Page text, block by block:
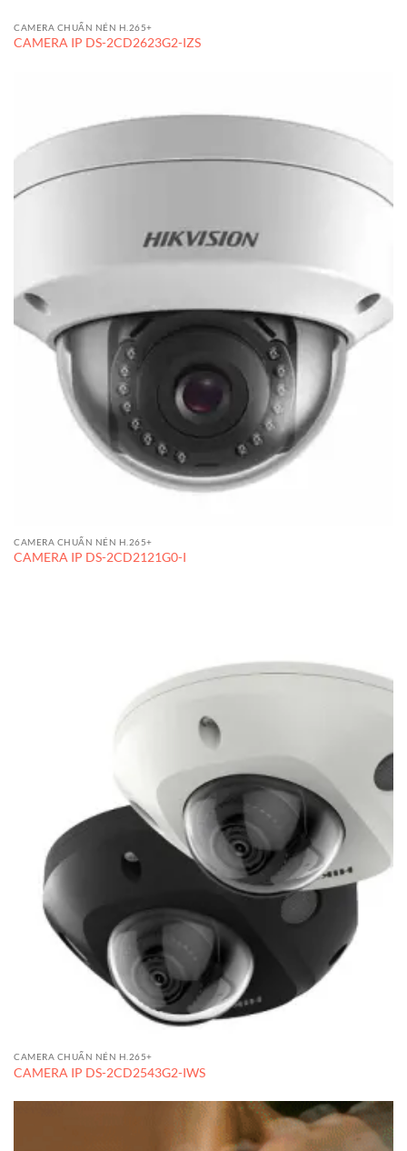
CAMERA CHUẨN NÉN H.265+
CAMERA IP DS-2CD2623G2-IZS
CAMERA CHUẨN NÉN H.265+
CAMERA IP DS-2CD2121G0-I
CAMERA CHUẨN NÉN H.265+
CAMERA IP DS-2CD2543G2-IWS